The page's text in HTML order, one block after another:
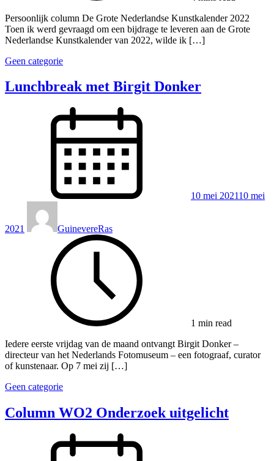
Persoonlijk column De Grote Nederlandse Kunstkalender 2022
Toen ik werd gevraagd om een bijdrage te leveren aan de Grote
Nederlandse Kunstkalender van 2022, wilde ik […]
Geen categorie
Lunchbreak met Birgit Donker
10 mei 202110 mei
2021 GuinevereRas
1 min read
Iedere eerste vrijdag van de maand ontvangt Birgit Donker –
directeur van het Nederlands Fotomuseum – een fotograaf, curator
of kunstenaar. Op 7 mei zij […]
Geen categorie
Column WO2 Onderzoek uitgelicht